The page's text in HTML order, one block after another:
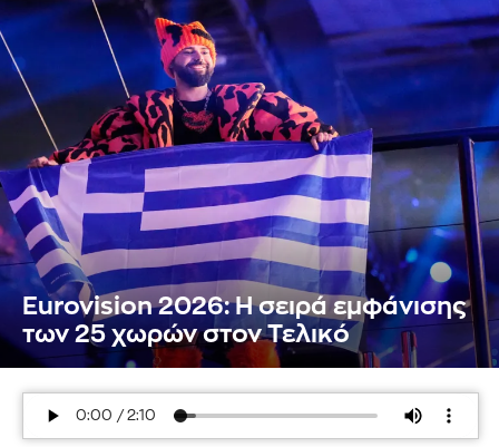
Eurovision 2026: Η σειρά εμφάνισης
των 25 χωρών στον Τελικό